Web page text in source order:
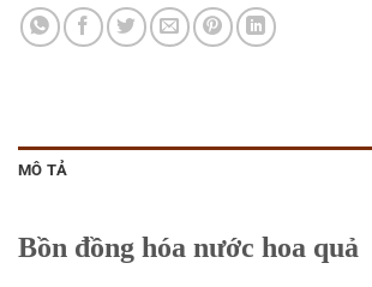
MÔ TẢ
Bồn đồng hóa nước hoa quả